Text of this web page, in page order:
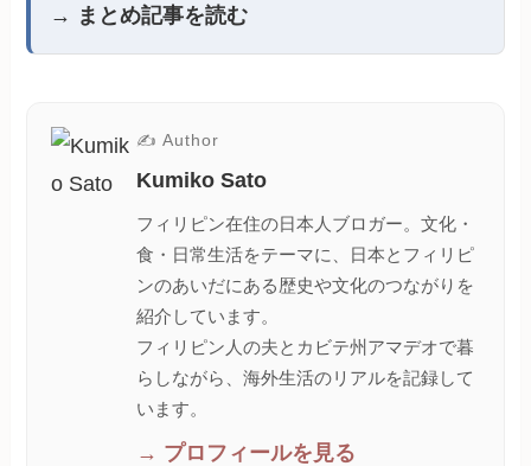
→ まとめ記事を読む
✍ Author
Kumiko Sato
フィリピン在住の日本人ブロガー。文化・
食・日常生活をテーマに、日本とフィリピ
ンのあいだにある歴史や文化のつながりを
紹介しています。
フィリピン人の夫とカビテ州アマデオで暮
らしながら、海外生活のリアルを記録して
います。
→ プロフィールを見る